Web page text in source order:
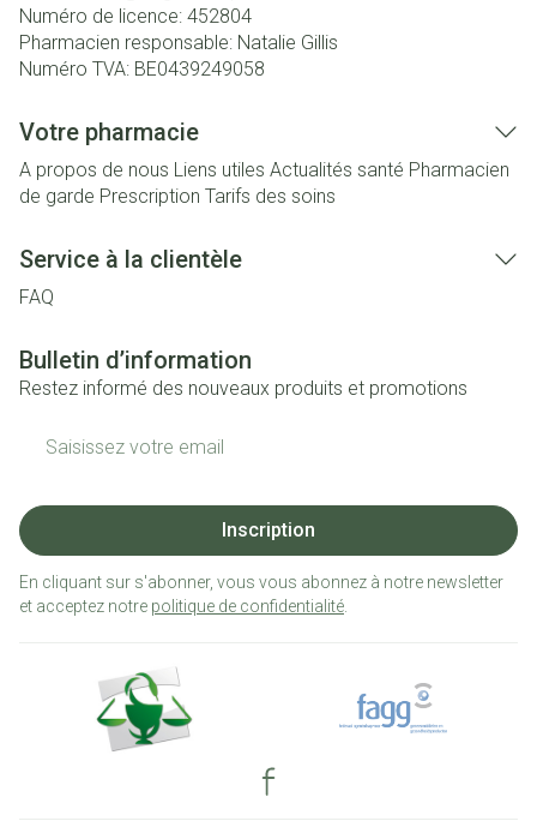
Numéro de licence: 452804
Pharmacien responsable: Natalie Gillis
Numéro TVA: BE0439249058
Votre pharmacie
A propos de nous Liens utiles Actualités santé Pharmacien
de garde Prescription Tarifs des soins
Service à la clientèle
FAQ
Bulletin d’information
Restez informé des nouveaux produits et promotions
Inscription
En cliquant sur s'abonner, vous vous abonnez à notre newsletter
et acceptez notre politique de confidentialité